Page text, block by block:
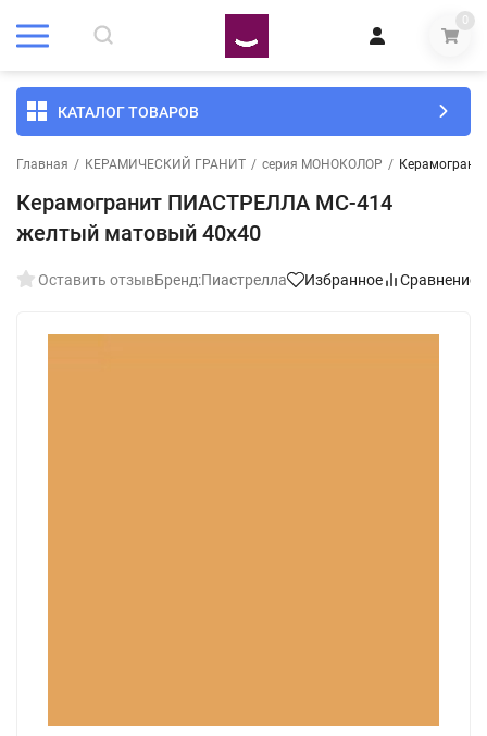
0
КАТАЛОГ ТОВАРОВ
Главная / КЕРАМИЧЕСКИЙ ГРАНИТ / серия МОНОКОЛОР /
Керамогранит ПИАСТРЕЛЛА MC-414
желтый матовый 40x40
Оставить отзывБренд:Пиастрелла Избранное Сравнение